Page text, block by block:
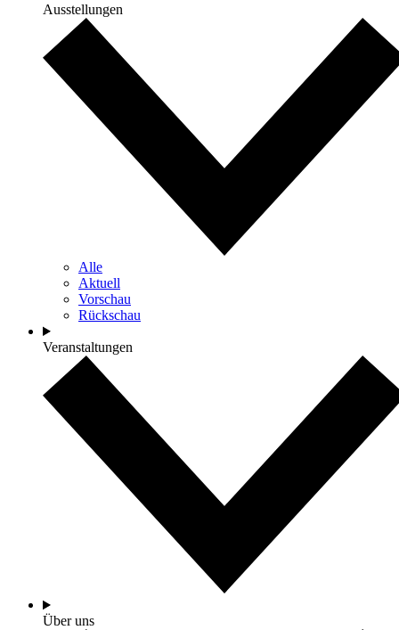
Ausstellungen
Alle
Aktuell
Vorschau
Rückschau
Veranstaltungen
Über uns